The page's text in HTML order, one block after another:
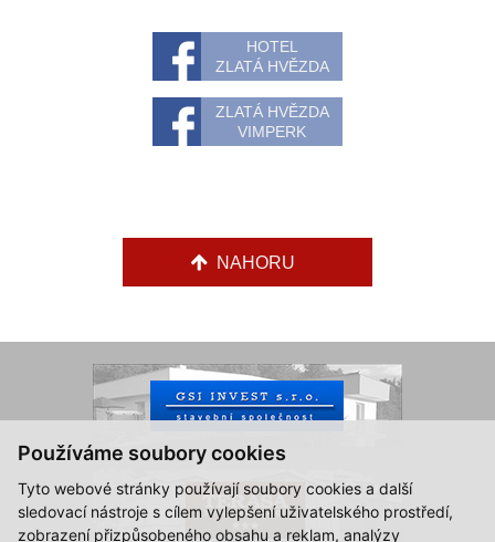
Používáme soubory cookies
Tyto webové stránky používají soubory cookies a další
sledovací nástroje s cílem vylepšení uživatelského prostředí,
zobrazení přizpůsobeného obsahu a reklam, analýzy
HOTEL
ZLATÁ HVĚZDA
ZLATÁ HVĚZDA
VIMPERK
NAHORU